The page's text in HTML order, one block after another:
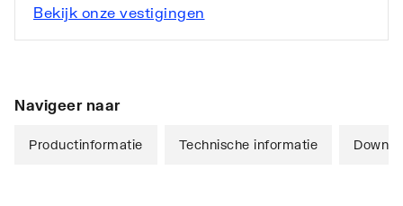
Bekijk onze vestigingen
Navigeer naar
Productinformatie Technische informatie